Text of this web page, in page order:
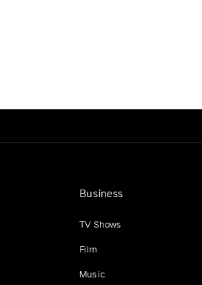
Business
TV Shows
Film
Music